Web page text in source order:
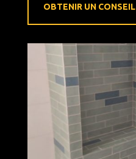
OBTENIR UN CONSEIL